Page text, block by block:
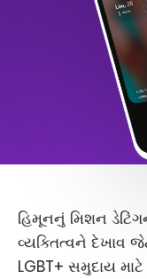
હિમૂનનું મિશન
વ્યક્તિત્વને
LGBT+ સમુદાય